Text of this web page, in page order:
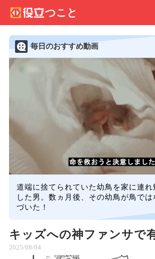
毎日のおすすめ動画
道端に捨てられていた幼鳥を家に連れ
した男。数ヵ月後、その幼鳥が鳥で
づいた！
キッズへの神ファンサで
2025/08/04